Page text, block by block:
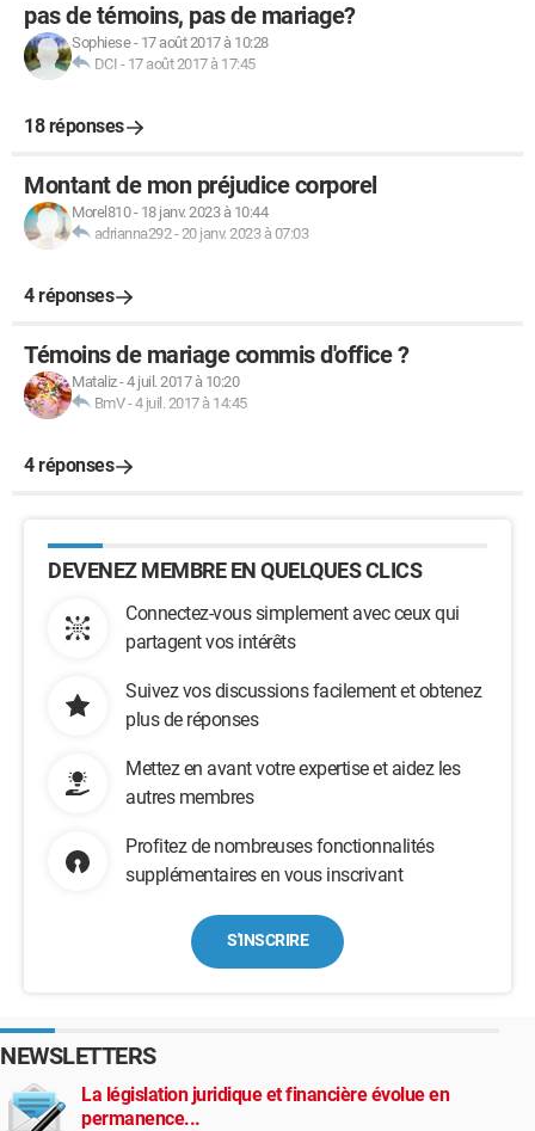
pas de témoins, pas de mariage?
Sophiese- 17 août 2017 à 10:28
DCI - 17 août 2017 à 17:45
18 réponses
Montant de mon préjudice corporel
Morel810- 18 janv. 2023 à 10:44
adrianna292-20 janv. 2023 à 07:03
4 réponses
Témoins de mariage commis d'office ?
Mataliz-4 juil. 2017 à 10:20
BmV-4 juil. 2017 à 14:45
4 réponses
DEVENEZ MEMBRE EN QUELQUES CLICS
Connectez-vous simplement avec ceux qui
partagent vos intérêts
Suivez vos discussions facilement et obtenez
plus de réponses
Mettez en avant votre expertise et aidez les
autres membres
Profitez de nombreuses fonctionnalités
supplémentaires en vous inscrivant
S'INSCRIRE
NEWSLETTERS
La législation juridique et financière évolue en
permanence...